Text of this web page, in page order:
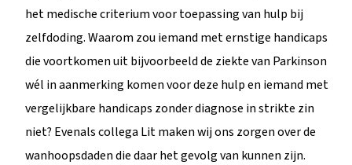
het medische criterium voor toepassing van hulp bij
zelfdoding. Waarom zou iemand met ernstige handicaps
die voortkomen uit bijvoorbeeld de ziekte van Parkinson
wél in aanmerking komen voor deze hulp en iemand met
vergelijkbare handicaps zonder diagnose in strikte zin
niet? Evenals collega Lit maken wij ons zorgen over de
wanhoopsdaden die daar het gevolg van kunnen zijn.